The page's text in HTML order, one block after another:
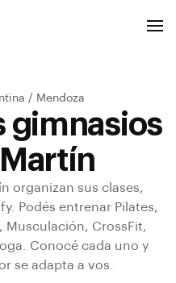
/ Mendoza
gimnasios
organizan sus clases,
Podés entrenar Pilates,
Musculación, CrossFit,
Conocé cada uno y
se adapta a vos.